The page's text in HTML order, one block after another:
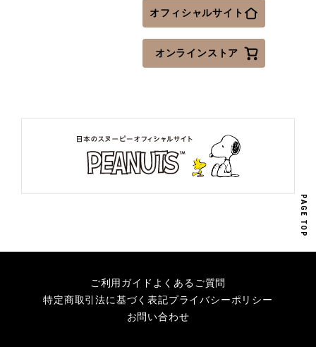
オフィシャルサイト
オンラインストア
PAGE TOP
ご利用ガイド よくあるご質問
特定商取引法に基づく表記プライバシーポリシー
お問い合わせ